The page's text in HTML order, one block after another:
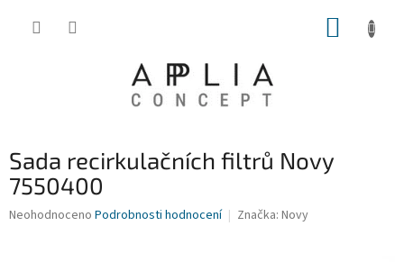
Sada recirkulačních filtrů Novy
7550400
Průměrné
Neohodnoceno Podrobnosti hodnocení Značka: Novy